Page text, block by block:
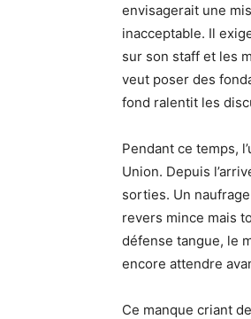
envisagerait une
inacceptable. Il
sur son staff et les
veut poser des
fond ralentit les
Pendant ce temps,
Union. Depuis
sorties. Un
revers mince mais
défense tangue, le
encore attendre
Ce manque criant